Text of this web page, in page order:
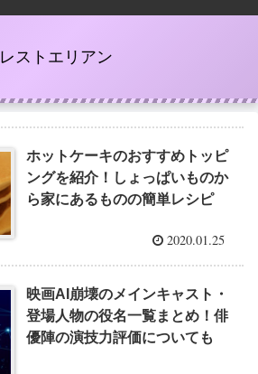
レストエリアン
ホットケーキのおすすめトッピ
ングを紹介！しょっぱいものか
ら家にあるものの簡単レシピ
2020.01.25
映画AI崩壊のメインキャスト・
登場人物の役名一覧まとめ！俳
優陣の演技力評価についても